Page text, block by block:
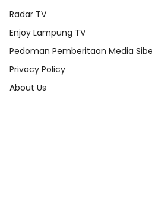
Radar TV
Enjoy Lampung TV
Pedoman Pemberitaan Media
Privacy Policy
About Us